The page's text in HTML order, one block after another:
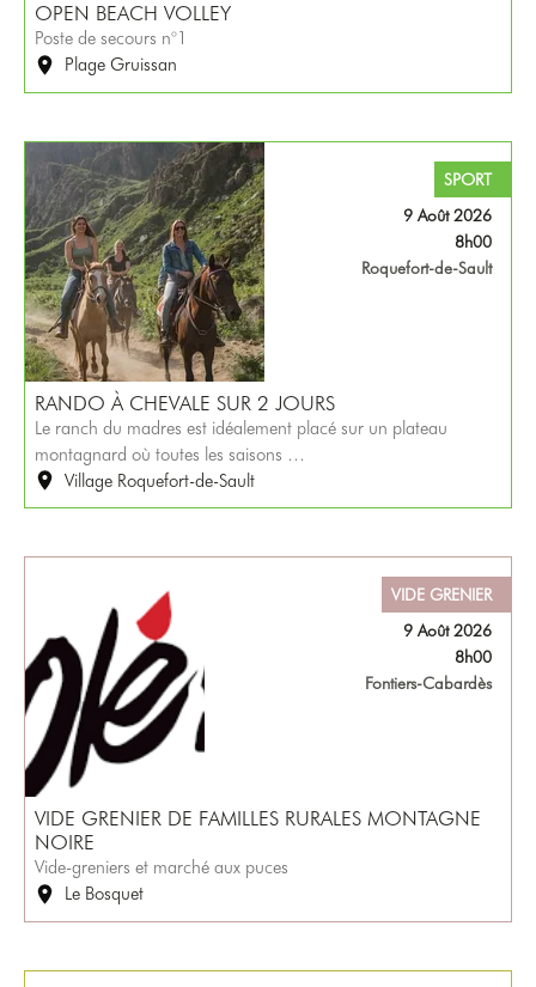
OPEN BEACH VOLLEY
Poste de secours n°1
Plage Gruissan
SPORT
9 Août 2026
8h00
Roquefort-de-Sault
RANDO À CHEVALE SUR 2 JOURS
Le ranch du madres est idéalement placé sur un plateau
montagnard où toutes les saisons …
Village Roquefort-de-Sault
VIDE GRENIER
9 Août 2026
8h00
Fontiers-Cabardès
VIDE GRENIER DE FAMILLES RURALES MONTAGNE
NOIRE
Vide-greniers et marché aux puces
Le Bosquet